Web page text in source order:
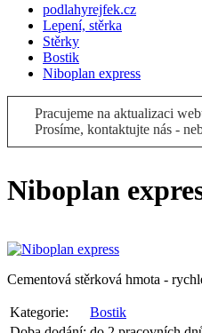
podlahyrejfek.cz
Lepení, stěrka
Stěrky
Bostik
Niboplan express
Pracujeme na aktualizaci
Prosíme, kontaktujte nás -
Niboplan
Cementová stěrková hmota -
Kategorie:
Bostik